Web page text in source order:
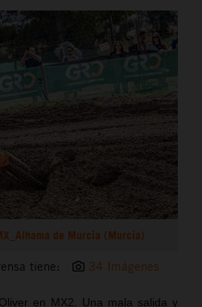
de Murcia (Murcia)
tiene: 34 Imágenes
en MX2. Una mala salida y